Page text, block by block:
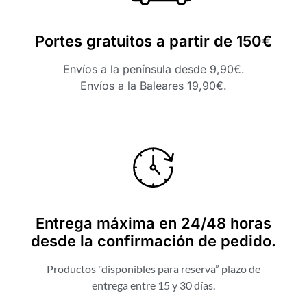
Portes gratuitos a partir de 150€
Envíos a la península desde 9,90€.
Envíos a la Baleares 19,90€.
Entrega máxima en 24/48 horas
desde la confirmación de pedido.
Productos "disponibles para reserva” plazo de
entrega entre 15 y 30 días.